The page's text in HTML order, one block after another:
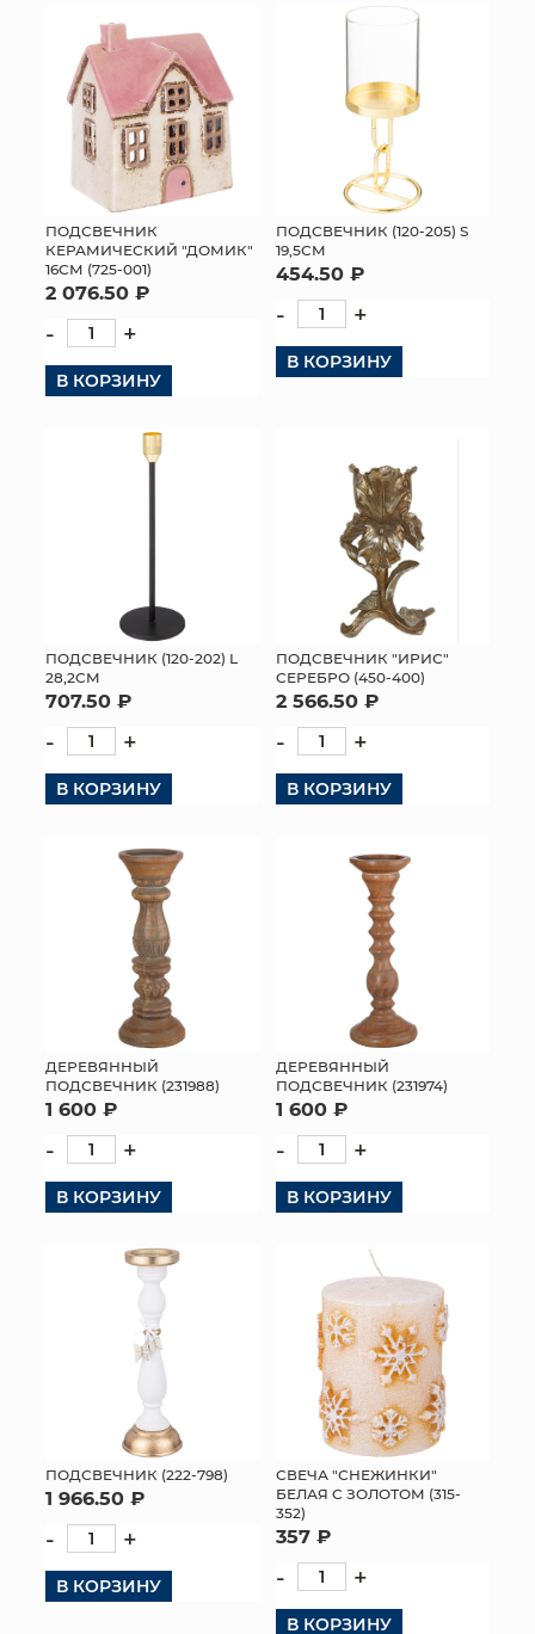
ПОДСВЕЧНИК
КЕРАМИЧЕСКИЙ "ДОМИК"
16СМ (725-001)
2 076.50 ₽
- +
В КОРЗИНУ
ПОДСВЕЧНИК (120-205) S
19,5СМ
454.50 ₽
- +
В КОРЗИНУ
ПОДСВЕЧНИК (120-202) L
28,2СМ
707.50 ₽
- +
В КОРЗИНУ
ПОДСВЕЧНИК "ИРИС"
СЕРЕБРО (450-400)
2 566.50 ₽
- +
В КОРЗИНУ
ДЕРЕВЯННЫЙ
ПОДСВЕЧНИК (231988)
1 600 ₽
- +
В КОРЗИНУ
ДЕРЕВЯННЫЙ
ПОДСВЕЧНИК (231974)
1 600 ₽
- +
В КОРЗИНУ
ПОДСВЕЧНИК (222-798)
1 966.50 ₽
- +
В КОРЗИНУ
CВЕЧА "СНЕЖИНКИ"
БЕЛАЯ С ЗОЛОТОМ (315-
352)
357 ₽
- +
В КОРЗИНУ